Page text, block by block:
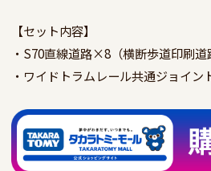
【セット内容】
・S70直線道路×8（横断歩道印刷道